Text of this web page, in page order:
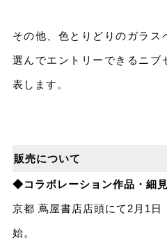
その他、⾊とりどりのガラス
選んでエントリーできるニブ
表します。
販売について
◆コラボレーション作品・細
京都 蔦屋書店店頭にて2⽉1⽇
始。